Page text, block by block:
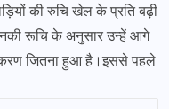
की रुचि खेल के प्रति बढ़ी
रूचि के अनुसार उन्हें आगे
जितना हुआ है।इससे पहले